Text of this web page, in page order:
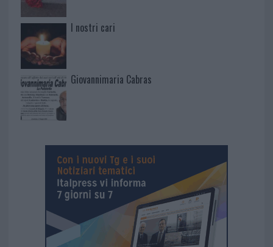
I nostri cari
Giovannimaria Cabras